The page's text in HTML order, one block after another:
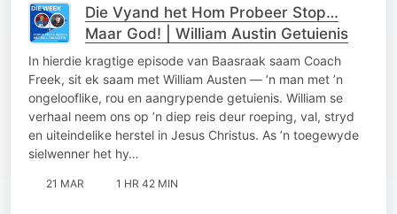
Die Vyand het Hom Probeer Stop…
Maar God! | William Austin Getuienis
In hierdie kragtige episode van Baasraak saam Coach
Freek, sit ek saam met William Austen — ’n man met ’n
ongelooflike, rou en aangrypende getuienis. William se
verhaal neem ons op ’n diep reis deur roeping, val, stryd
en uiteindelike herstel in Jesus Christus. As ’n toegewyde
sielwenner het hy…
21 MAR 1 HR 42 MIN